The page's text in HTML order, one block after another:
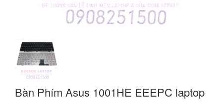
Bàn Phím Asus 1001HE EEEPC laptop